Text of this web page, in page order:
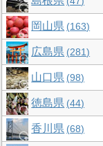
岡山県 163
広島県 281
山口県 98
徳島県 44
香川県 68